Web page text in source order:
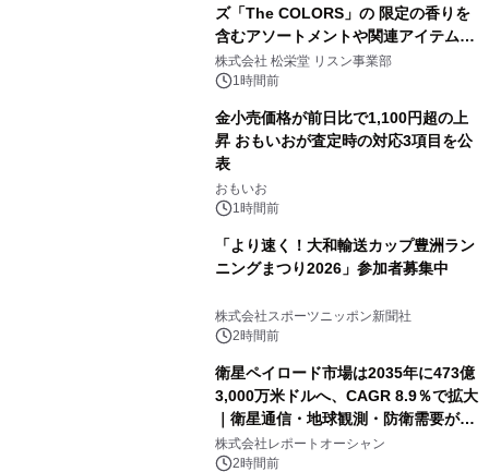
ズ「The COLORS」の 限定の香りを
含むアソートメントや関連アイテムを
8月6日発売
株式会社 松栄堂 リスン事業部
1時間前
金小売価格が前日比で1,100円超の上
昇 おもいおが査定時の対応3項目を公
表
おもいお
1時間前
「より速く！大和輸送カップ豊洲ラン
ニングまつり2026」参加者募集中
株式会社スポーツニッポン新聞社
2時間前
衛星ペイロード市場は2035年に473億
3,000万米ドルへ、CAGR 8.9％で拡大
｜衛星通信・地球観測・防衛需要が牽
引する次世代宇宙産業の成長戦略
株式会社レポートオーシャン
2時間前